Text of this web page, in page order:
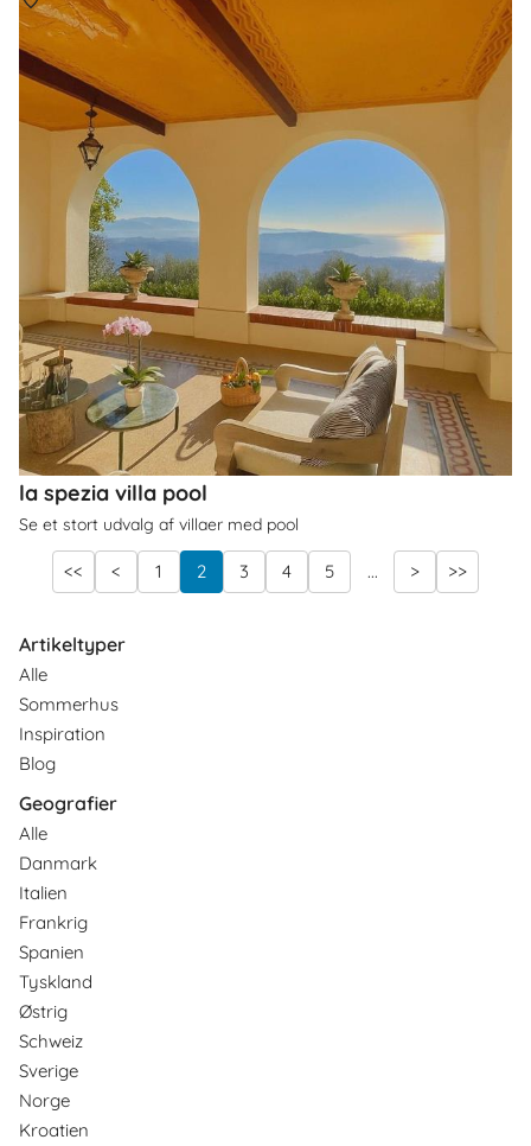
la spezia villa pool
Se et stort udvalg af villaer med pool
<< < 1 2 3 4 5 ... > >>
Artikeltyper
Alle
Sommerhus
Inspiration
Blog
Geografier
Alle
Danmark
Italien
Frankrig
Spanien
Tyskland
Østrig
Schweiz
Sverige
Norge
Kroatien